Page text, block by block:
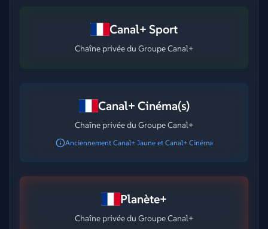
Canal+ Sport
Chaîne privée du Groupe Canal+
Canal+ Cinéma(s)
Chaîne privée du Groupe Canal+
Anciennement Canal+ Jaune et Canal+ Cinéma
Planète+
Chaîne privée du Groupe Canal+